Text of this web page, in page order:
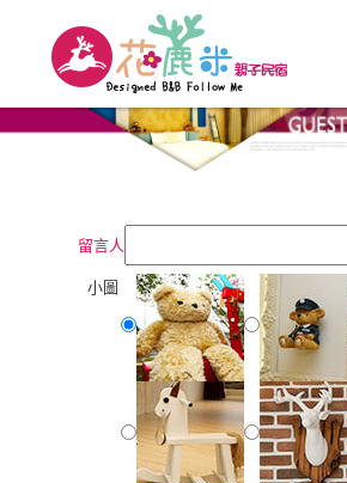
留言人
小圖